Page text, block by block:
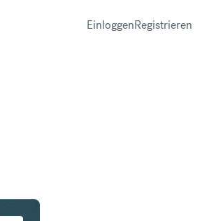
EinloggenRegistrieren